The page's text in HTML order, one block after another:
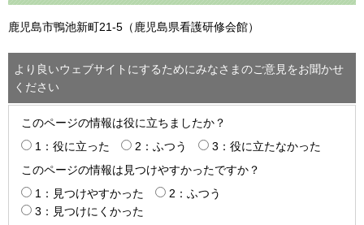
鹿児島市鴨池新町21-5（鹿児島県看護研修会館）
より良いウェブサイトにするためにみなさまのご意見をお聞かせ
ください
このページの情報は役に立ちましたか？
1：役に立った
2：ふつう
3：役に立たなかった
このページの情報は見つけやすかったですか？
1：見つけやすかった
2：ふつう
3：見つけにくかった